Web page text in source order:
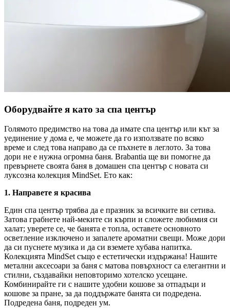
Оборудвайте я като за спа център
Голямото предимство на това да имате спа център или кът за
уединение у дома е, че можете да го използвате по всяко
време и след това направо да се пъхнете в леглото. За това
дори не е нужна огромна баня. Brabantia ще ви помогне да
превърнете своята баня в домашен спа център с новата си
луксозна колекция MindSet. Ето как:
1. Направете я красива
Един спа център трябва да е празник за всичките ви сетива.
Затова грабнете най-меките си кърпи и сложете любимия си
халат; уверете се, че банята е топла, оставете основното
осветление изключено и запалете ароматни свещи. Може дори
да си пуснете музика и да си вземете хубава напитка.
Колекцията MindSet също е естетически издържана! Нашите
метални аксесоари за баня с матова повърхност са елегантни и
стилни, създавайки неповторимо хотелско усещане.
Комбинирайте ги с нашите удобни кошове за отпадъци и
кошове за пране, за да поддържате банята си подредена.
Подредена баня, подреден ум.